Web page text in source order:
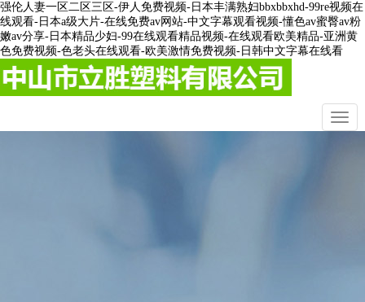
强伦人妻一区二区三区-伊人免费视频-日本丰满熟妇bbxbbxhd-99re视频在
线观看-日本a级大片-在线免费av网站-中文字幕观看视频-懂色av蜜臀av粉
嫩av分享-日本精品少妇-99在线观看精品视频-在线观看欧美精品-亚洲黄
色免费视频-色老头在线观看-欧美激情免费视频-日韩中文字幕在线看
切
換